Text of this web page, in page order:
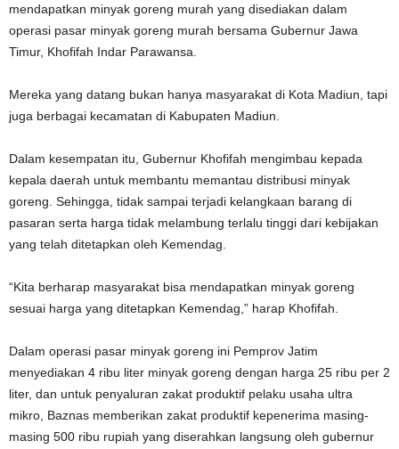
mendapatkan minyak goreng murah yang disediakan dalam
operasi pasar minyak goreng murah bersama Gubernur Jawa
Timur, Khofifah Indar Parawansa.
Mereka yang datang bukan hanya masyarakat di Kota Madiun, tapi
juga berbagai kecamatan di Kabupaten Madiun.
Dalam kesempatan itu, Gubernur Khofifah mengimbau kepada
kepala daerah untuk membantu memantau distribusi minyak
goreng. Sehingga, tidak sampai terjadi kelangkaan barang di
pasaran serta harga tidak melambung terlalu tinggi dari kebijakan
yang telah ditetapkan oleh Kemendag.
“Kita berharap masyarakat bisa mendapatkan minyak goreng
sesuai harga yang ditetapkan Kemendag,” harap Khofifah.
Dalam operasi pasar minyak goreng ini Pemprov Jatim
menyediakan 4 ribu liter minyak goreng dengan harga 25 ribu per 2
liter, dan untuk penyaluran zakat produktif pelaku usaha ultra
mikro, Baznas memberikan zakat produktif kepenerima masing-
masing 500 ribu rupiah yang diserahkan langsung oleh gubernur